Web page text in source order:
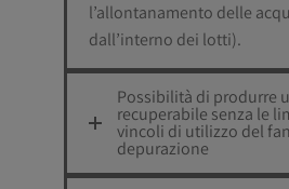
l’allontanamento delle
dall’interno dei lotti).
Possibilità di produrre
recuperabile senza le
vincoli di utilizzo del
depurazione